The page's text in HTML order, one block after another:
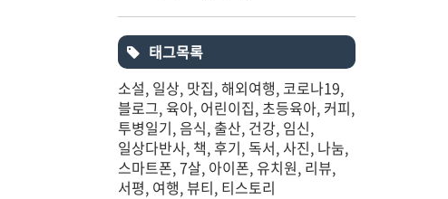
태그목록
소설 일상 맛집 해외여행 코로나19
블로그 육아 어린이집 초등육아 커피
투병일기 음식 출산 건강 임신
일상다반사 책 후기 독서 사진 나눔
스마트폰 7살 아이폰 유치원 리뷰
서평 여행 뷰티 티스토리